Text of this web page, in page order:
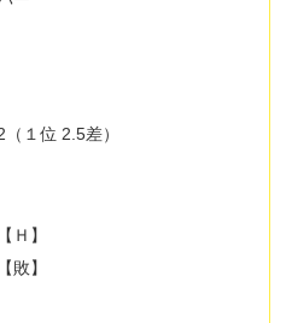
１位 2.5差）
Ｈ】
敗】